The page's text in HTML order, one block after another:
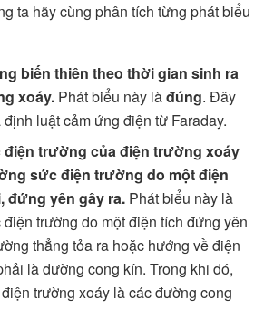
ta hãy cùng phân tích từng phát biểu
biến thiên theo thời gian sinh ra
xoáy. Phát biểu này làđúng. Đây
luật cảm ứng điện từ Faraday.
trường của điện trường xoáy
sức điện trường do một điện
đứng yên gây ra. Phát biểu này là
trường do một điện tích đứng yên
thẳng tỏa ra hoặc hướng về điện
là đường cong kín. Trong khi đó,
trường xoáy là các đường cong